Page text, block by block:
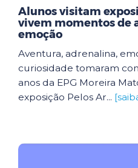
Alunos visitam
vivem momentos de
emoção
Aventura, adrenalina,
curiosidade tomaram
anos da EPG Moreira
exposição Pelos Ar...